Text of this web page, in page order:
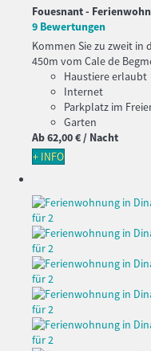
Fouesnant -
9 Bewertungen
Kommen Sie zu zweit in
450m vom Cale de
Haustiere erlaubt
Internet
Parkplatz im
Garten
Ab62,00 €/ Nacht
+ INFO